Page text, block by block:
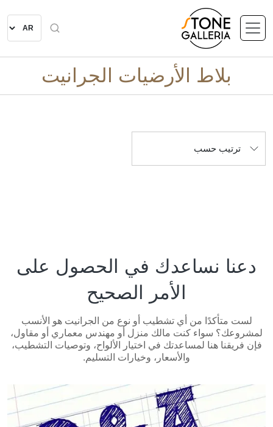
بلاط الأرضيات الجرانيت
ترتيب حسب
دعنا نساعدك في الحصول على
الأمر الصحيح
لست متأكدًا من أي تشطيب أو نوع من الجرانيت هو الأنسب
لمشروعك؟ سواء كنت مالك منزل أو مهندس معماري أو مقاول،
فإن فريقنا هنا لمساعدتك في اختيار الألواح، وتوصيات التشطيب،
والأسعار، وخيارات التسليم.